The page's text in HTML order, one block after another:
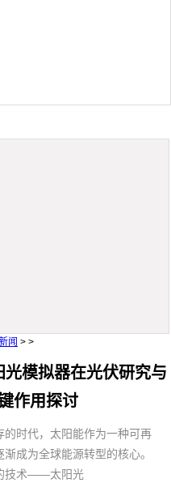
闻 > >
模拟器在光伏研究与
作用探讨
时代，太阳能作为一种可再
成为全球能源转型的核心。
技术——太阳光